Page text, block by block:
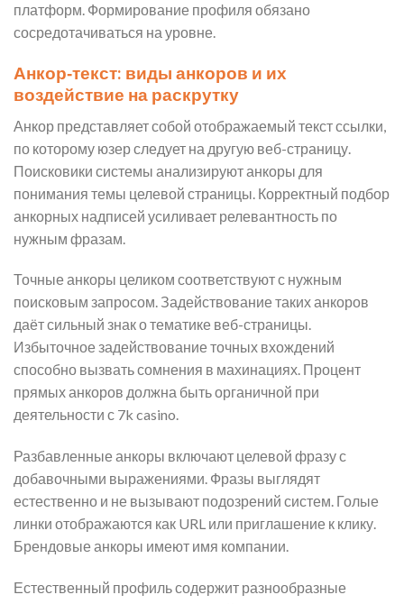
платформ. Формирование профиля обязано
сосредотачиваться на уровне.
Анкор‑текст: виды анкоров и их
воздействие на раскрутку
Анкор представляет собой отображаемый текст ссылки,
по которому юзер следует на другую веб-страницу.
Поисковики системы анализируют анкоры для
понимания темы целевой страницы. Корректный подбор
анкорных надписей усиливает релевантность по
нужным фразам.
Точные анкоры целиком соответствуют с нужным
поисковым запросом. Задействование таких анкоров
даёт сильный знак о тематике веб-страницы.
Избыточное задействование точных вхождений
способно вызвать сомнения в махинациях. Процент
прямых анкоров должна быть органичной при
деятельности с 7k casino.
Разбавленные анкоры включают целевой фразу с
добавочными выражениями. Фразы выглядят
естественно и не вызывают подозрений систем. Голые
линки отображаются как URL или приглашение к клику.
Брендовые анкоры имеют имя компании.
Естественный профиль содержит разнообразные